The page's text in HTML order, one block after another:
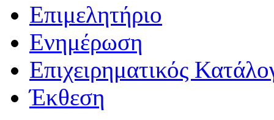
Επιμελητήριο
Ενημέρωση
Επιχειρηματικός
Έκθεση